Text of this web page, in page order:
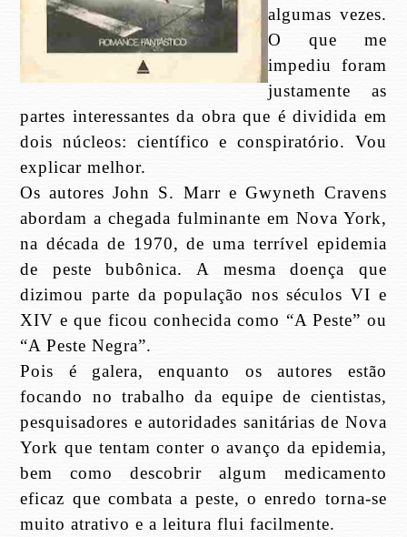
algumas vezes.
O que me
impediu foram
justamente as
partes interessantes da obra que é dividida em
dois núcleos: científico e conspiratório. Vou
explicar melhor.
Os autores John S. Marr e Gwyneth Cravens
abordam a chegada fulminante em Nova York,
na década de 1970, de uma terrível epidemia
de peste bubônica. A mesma doença que
dizimou parte da população nos séculos VI e
XIV e que ficou conhecida como “A Peste” ou
“A Peste Negra”.
Pois é galera, enquanto os autores estão
focando no trabalho da equipe de cientistas,
pesquisadores e autoridades sanitárias de Nova
York que tentam conter o avanço da epidemia,
bem como descobrir algum medicamento
eficaz que combata a peste, o enredo torna-se
muito atrativo e a leitura flui facilmente.